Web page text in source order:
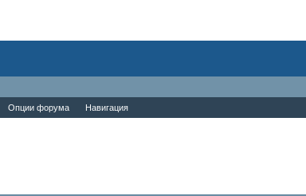
Опции форума Навигация